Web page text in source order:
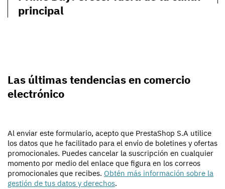
principal
Las últimas tendencias en comercio
electrónico
Al enviar este formulario, acepto que PrestaShop S.A utilice
los datos que he facilitado para el envío de boletines y ofertas
promocionales. Puedes cancelar la suscripción en cualquier
momento por medio del enlace que figura en los correos
promocionales que recibes. Obtén más información sobre la
gestión de tus datos y derechos.